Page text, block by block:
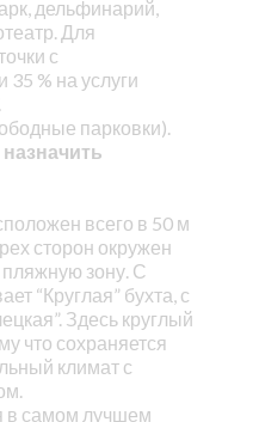
дельфинарий,
Для
с
35 % на услуги
парковки).
всего в 50 м
сторон окружен
зону. С
“Круглая” бухта, с
Здесь круглый
что сохраняется
климат с
в самом лучшем